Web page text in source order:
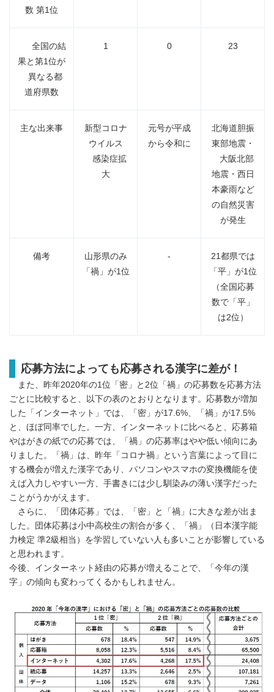
数 第1位
全国の結
果と第1位が
異なる都
道府県数
1 0 23
主な出来事
新型コロナ
ウイルス
感染症拡
大
元号が平成
から令和に
北海道胆振
東部地震・
大阪北部
地震・西日
本豪雨など
の自然災害
が発生
備考
山形県のみ
「禍」が1位
-
21都県では
「平」が1位
（全国応募
数で「平」
は2位）
応募方法によっても応募される漢字に差が！
また、昨年2020年の1位「密」と2位「禍」の応募数を応募方法
ごとに比較すると、以下の表のとおりとなります。応募数が増加
した「インターネット」では、「密」が17.6%、「禍」が17.5%
と、ほぼ同率でした。一方、インターネットに比べると、応募箱
やはがきの紙での応募では、「禍」の応募率はやや低い傾向にあ
りました。「禍」は、昨年「コロナ禍」という言葉によって目に
する機会が増えた漢字であり、パソコンやスマホの変換機能を使
えば入力しやすい一方、手書きには少し馴染みの薄い漢字だった
ことがうかがえます。
さらに、「団体応募」では、「密」と「禍」に大きな差が出ま
した。団体応募は小中高校生の割合が多く、「禍」（日本漢字能
力検定 準2級相当）を学習していない人も多いことが影響している
と思われます。
今後、インターネット経由の応募が増えることで、「今年の漢
字」の傾向も変わってくるかもしれません。